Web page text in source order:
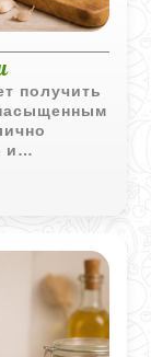
получить
и